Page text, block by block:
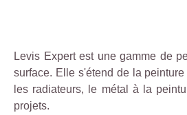
Levis Expert est une gamme de
surface. Elle s'étend de la
les radiateurs, le métal à la
projets.